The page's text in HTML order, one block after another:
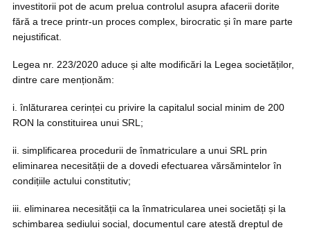
investitorii pot de acum prelua controlul asupra afacerii dorite
fără a trece printr-un proces complex, birocratic și în mare parte
nejustificat.
Legea nr. 223/2020 aduce și alte modificări la Legea societăților,
dintre care menționăm:
i. înlăturarea cerinței cu privire la capitalul social minim de 200
RON la constituirea unui SRL;
ii. simplificarea procedurii de înmatriculare a unui SRL prin
eliminarea necesității de a dovedi efectuarea vărsămintelor în
condițiile actului constitutiv;
iii. eliminarea necesității ca la înmatricularea unei societăți și la
schimbarea sediului social, documentul care atestă dreptul de